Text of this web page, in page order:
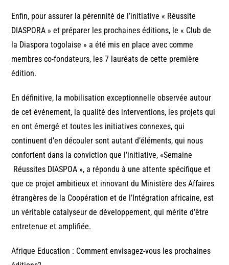
Enfin, pour assurer la pérennité de l’initiative « Réussite
DIASPORA » et préparer les prochaines éditions, le « Club de
la Diaspora togolaise » a été mis en place avec comme
membres co-fondateurs, les 7 lauréats de cette première
édition.
En définitive, la mobilisation exceptionnelle observée autour
de cet événement, la qualité des interventions, les projets qui
en ont émergé et toutes les initiatives connexes, qui
continuent d’en découler sont autant d’éléments, qui nous
confortent dans la conviction que l’initiative, «Semaine
Réussites DIASPOA », a répondu à une attente spécifique et
que ce projet ambitieux et innovant du Ministère des Affaires
étrangères de la Coopération et de l’Intégration africaine, est
un véritable catalyseur de développement, qui mérite d’être
entretenue et amplifiée.
Afrique Education : Comment envisagez-vous les prochaines